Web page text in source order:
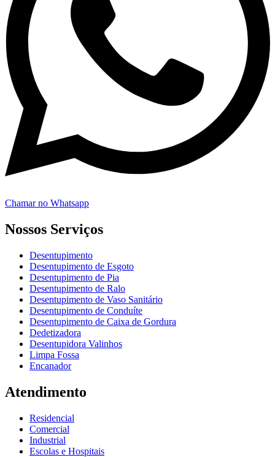
Chamar no Whatsapp
Nossos Serviços
Desentupimento
Desentupimento de Esgoto
Desentupimento de Pia
Desentupimento de Ralo
Desentupimento de Vaso Sanitário
Desentupimento de Conduíte
Desentupimento de Caixa de Gordura
Dedetizadora
Desentupidora Valinhos
Limpa Fossa
Encanador
Atendimento
Residencial
Comercial
Industrial
Escolas e Hospitais